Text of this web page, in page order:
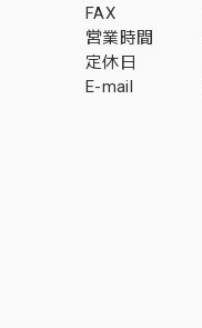
FAX
営業時間
定休日
E-mail